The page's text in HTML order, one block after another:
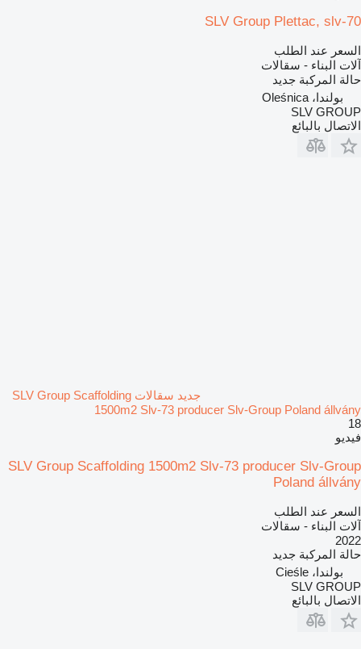
SLV Group Plettac, slv-70
السعر عند الطلب
آلات البناء - سقالات
حالة المركبة جديد
بولندا، Oleśnica
SLV GROUP
الاتصال بالبائع
جديد سقالات SLV Group Scaffolding
1500m2 Slv-73 producer Slv-Group Poland állvány
18
فيديو
SLV Group Scaffolding 1500m2 Slv-73 producer Slv-Group
Poland állvány
السعر عند الطلب
آلات البناء - سقالات
2022
حالة المركبة جديد
بولندا، Cieśle
SLV GROUP
الاتصال بالبائع